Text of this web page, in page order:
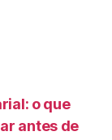
o que
antes de